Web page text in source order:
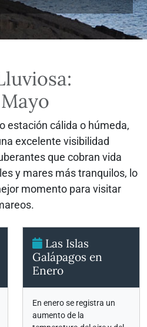
estación cálida o húmeda,
excelente visibilidad
que cobran vida
y mares más tranquilos, lo
momento para visitar
Las Islas
Galápagos en
Enero
En enero se registra un
aumento de la